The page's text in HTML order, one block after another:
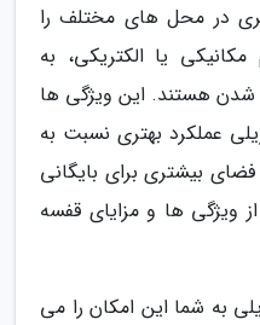
در محل های مختلف را
یا الکتریکی، به
شدن هستند. این ویژگی ها
عملکرد بهتری نسبت به
بیشتری برای بایگانی
ویژگی ها و مزایای قفسه
به شما این امکان را می